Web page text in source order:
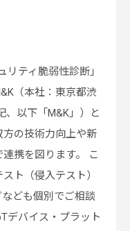
ティ脆弱性診断」
（本社：東京都渋
、以下「M&K」）と
の技術力向上や新
携を図ります。 こ
ト（侵入テスト）
ども個別でご相談
デバイス・プラット